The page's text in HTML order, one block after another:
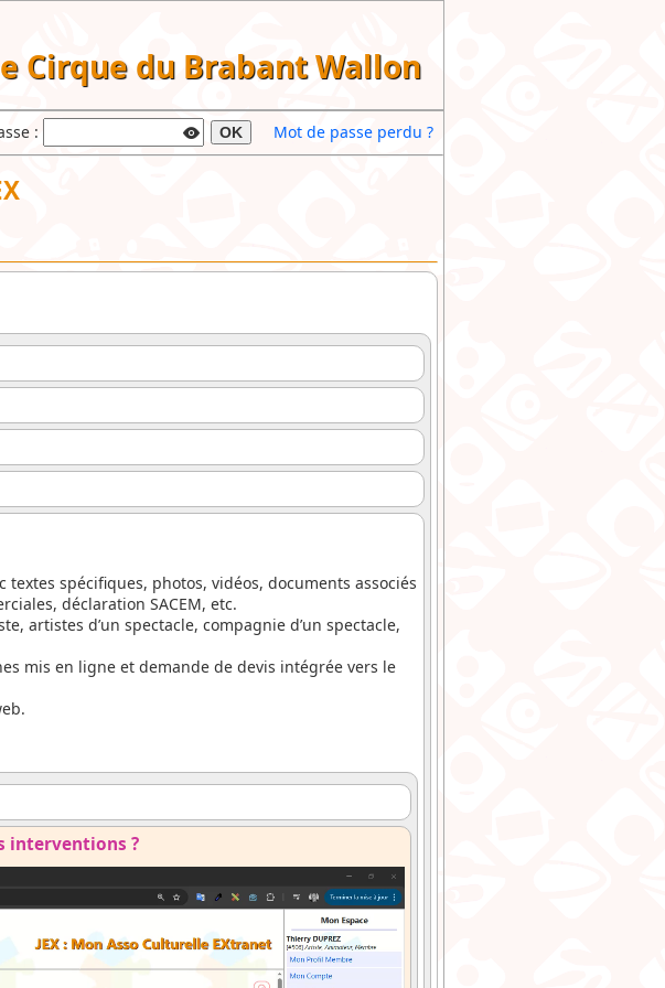
Cirque du Brabant Wallon
: OK Mot de passe perdu ?
spécifiques, photos, vidéos, documents associés
déclaration SACEM, etc.
artistes d’un spectacle, compagnie d’un spectacle,
mis en ligne et demande de devis intégrée vers le
interventions ?